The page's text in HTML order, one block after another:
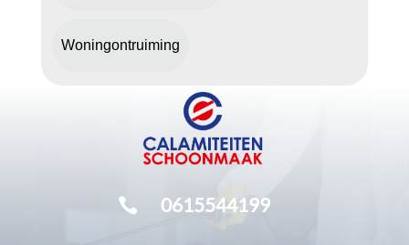
Woningontruiming
 0615544199